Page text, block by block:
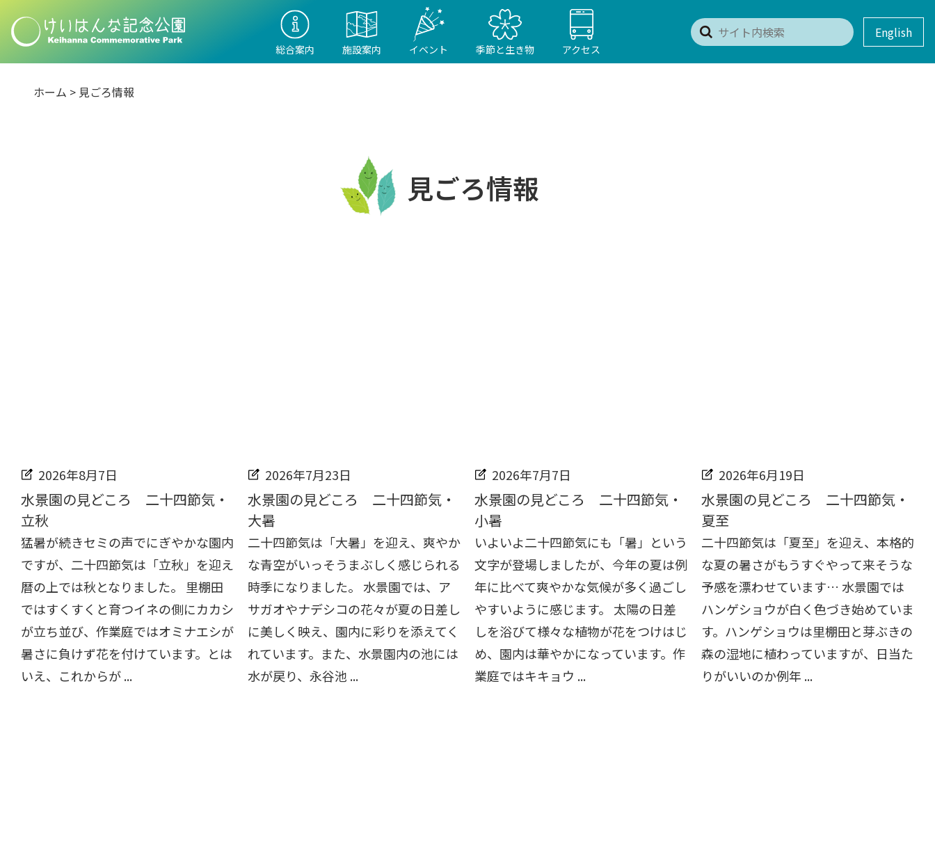
English
総合案内 施設案内 イベント 季節と生き物 アクセス
ホーム > 見ごろ情報
見ごろ情報
2026年8月7日
水景園の見どころ 二十四節気・
立秋
猛暑が続きセミの声でにぎやかな園内
ですが、二十四節気は「立秋」を迎え
暦の上では秋となりました。 里棚田
ではすくすくと育つイネの側にカカシ
が立ち並び、作業庭ではオミナエシが
暑さに負けず花を付けています。とは
いえ、これからが ...
2026年7月23日
水景園の見どころ 二十四節気・
大暑
二十四節気は「大暑」を迎え、爽やか
な青空がいっそうまぶしく感じられる
時季になりました。 水景園では、ア
サガオやナデシコの花々が夏の日差し
に美しく映え、園内に彩りを添えてく
れています。また、水景園内の池には
水が戻り、永谷池 ...
2026年7月7日
水景園の見どころ 二十四節気・
小暑
いよいよ二十四節気にも「暑」という
文字が登場しましたが、今年の夏は例
年に比べて爽やかな気候が多く過ごし
やすいように感じます。 太陽の日差
しを浴びて様々な植物が花をつけはじ
め、園内は華やかになっています。作
業庭ではキキョウ ...
2026年6月19日
水景園の見どころ 二十四節気・
夏至
二十四節気は「夏至」を迎え、本格的
な夏の暑さがもうすぐやって来そうな
予感を漂わせています… 水景園では
ハンゲショウが白く色づき始めていま
す。ハンゲショウは里棚田と芽ぶきの
森の湿地に植わっていますが、日当た
りがいいのか例年 ...